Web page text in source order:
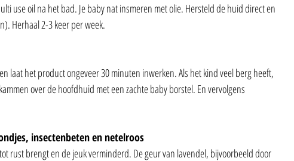
use oil na het bad. Je baby nat insmeren met olie. Hersteld de huid direct en
Herhaal 2-3 keer per week.
laat het product ongeveer 30 minuten inwerken. Als het kind veel berg heeft,
over de hoofdhuid met een zachte baby borstel. En vervolgens
insectenbeten en netelroos
rust brengt en de jeuk verminderd. De geur van lavendel, bijvoorbeeld door